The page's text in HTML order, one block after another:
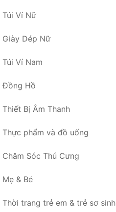
Túi Ví Nữ
Giày Dép Nữ
Túi Ví Nam
Đồng Hồ
Thiết Bị Âm Thanh
Thực phẩm và đồ uống
Chăm Sóc Thú Cưng
Mẹ & Bé
Thời trang trẻ em & trẻ sơ sinh